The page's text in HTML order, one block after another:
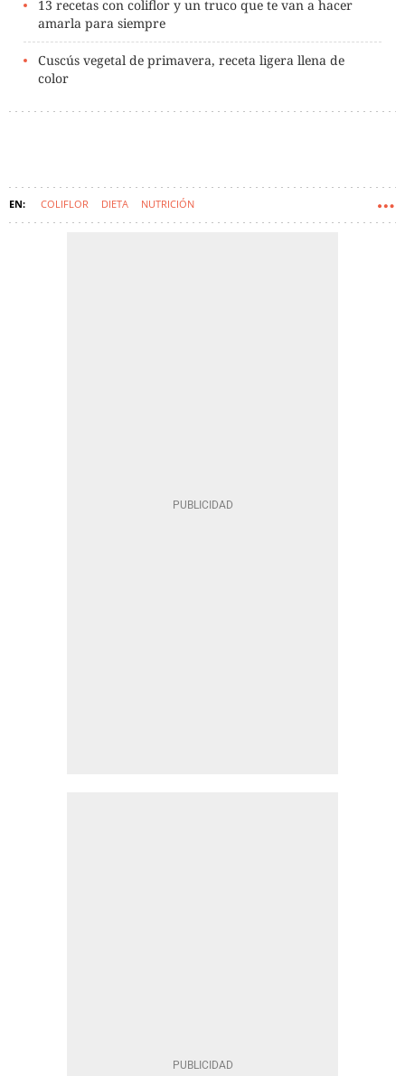
13 recetas con coliflor y un truco que te van a hacer
amarla para siempre
Cuscús vegetal de primavera, receta ligera llena de
color
COLIFLOR DIETA NUTRICIÓN